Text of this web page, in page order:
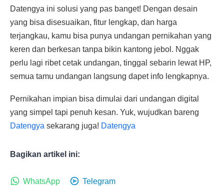
Datengya ini solusi yang pas banget! Dengan desain
yang bisa disesuaikan, fitur lengkap, dan harga
terjangkau, kamu bisa punya undangan pernikahan yang
keren dan berkesan tanpa bikin kantong jebol. Nggak
perlu lagi ribet cetak undangan, tinggal sebarin lewat HP,
semua tamu undangan langsung dapet info lengkapnya.
Pernikahan impian bisa dimulai dari undangan digital
yang simpel tapi penuh kesan. Yuk, wujudkan bareng
Datengya sekarang juga! Datengya
Bagikan artikel ini:
WhatsApp Telegram